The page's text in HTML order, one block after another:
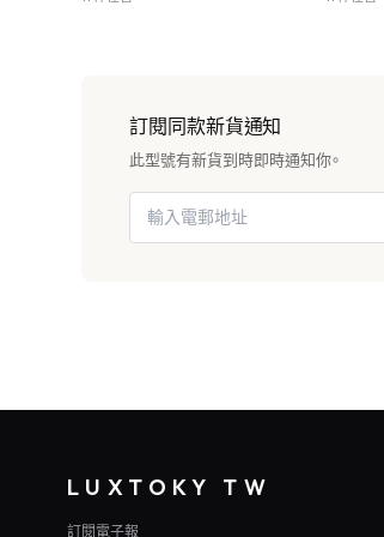
訂閱同款新貨通知
此型號有新貨到時即時通知你。
LUXTOKY TW
訂閱電子報